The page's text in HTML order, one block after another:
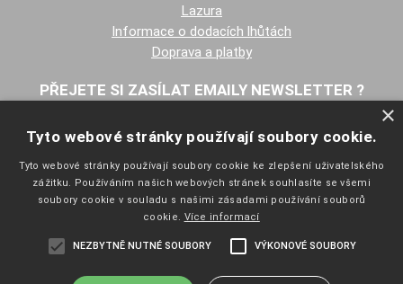
Lazura
Informace o dodacích lhůtách
Doprava a platby
PŘEJETE SI ZASÍLAT EMAILY NEWSLETTER ?
NAVIGACE
Úvodní strana
Katalog zboží
×
Tyto webové stránky používají soubory cookie.
Tyto webové stránky používají soubory cookie ke zlepšení uživatelského
zážitku. Používáním našich webových stránek souhlasíte se všemi
soubory cookie v souladu s našimi zásadami používání souborů
cookie. Více informací
NEZBYTNĚ NUTNÉ SOUBORY VÝKONOVÉ SOUBORY